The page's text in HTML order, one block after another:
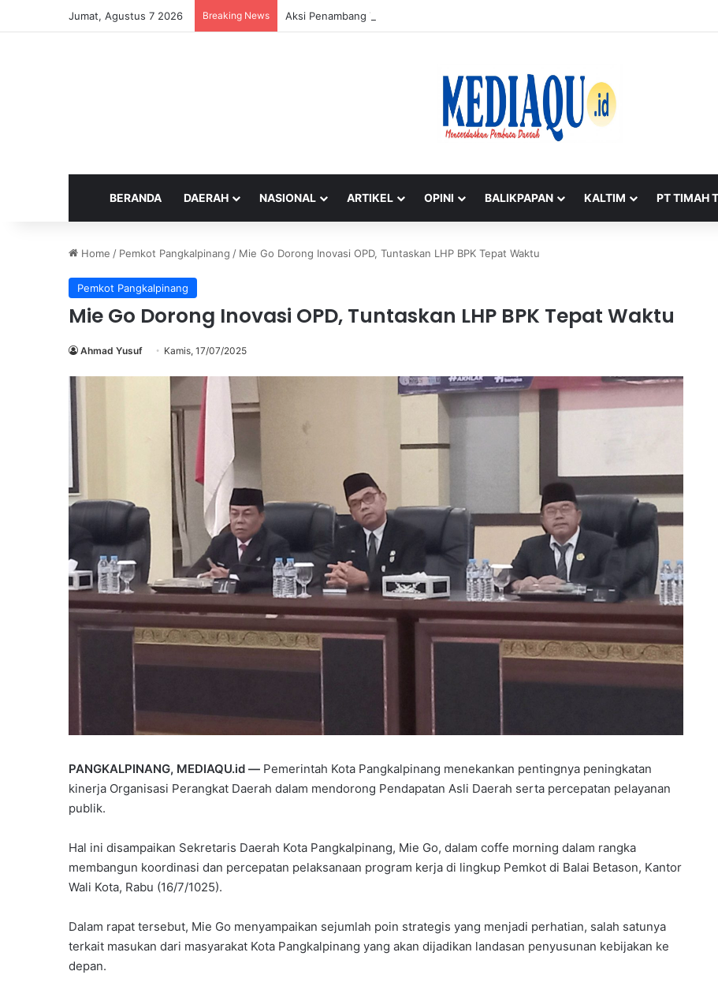
Jumat, Agustus 7 2026 Breaking News Aksi Penambang Timah di Belitung Mengemuka, Bambang Patijaya Dorong Perpres
BERANDA DAERAH NASIONAL ARTIKEL OPINI BALIKPAPAN KALTIM PT TIMAH
Home / Pemkot Pangkalpinang / Mie Go Dorong Inovasi OPD, Tuntaskan LHP BPK Tepat Waktu
Pemkot Pangkalpinang
Mie Go Dorong Inovasi OPD, Tuntaskan LHP BPK Tepat Waktu
Ahmad Yusuf Kamis, 17/07/2025
PANGKALPINANG, MEDIAQU.id — Pemerintah Kota Pangkalpinang menekankan pentingnya peningkatan
kinerja Organisasi Perangkat Daerah dalam mendorong Pendapatan Asli Daerah serta percepatan pelayanan
publik.
Hal ini disampaikan Sekretaris Daerah Kota Pangkalpinang, Mie Go, dalam coffe morning dalam rangka
membangun koordinasi dan percepatan pelaksanaan program kerja di lingkup Pemkot di Balai Betason, Kantor
Wali Kota, Rabu (16/7/1025).
Dalam rapat tersebut, Mie Go menyampaikan sejumlah poin strategis yang menjadi perhatian, salah satunya
terkait masukan dari masyarakat Kota Pangkalpinang yang akan dijadikan landasan penyusunan kebijakan ke
depan.